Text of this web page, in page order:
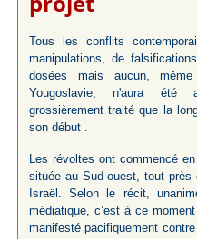
Tous les conflits
manipulations, de
dosées mais aucun,
Yougoslavie, n'aura été
grossièrement traité que la
son début .
Les révoltes ont commencé
située au Sud-ouest, tout
Israël. Selon le récit,
médiatique, c’est à ce
manifesté pacifiquement